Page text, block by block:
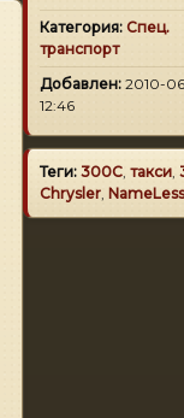
Категория: Спец.
транспорт
Добавлен: 2010-
12:46
Теги: 300C, такси,
Сhrysler, NameLess